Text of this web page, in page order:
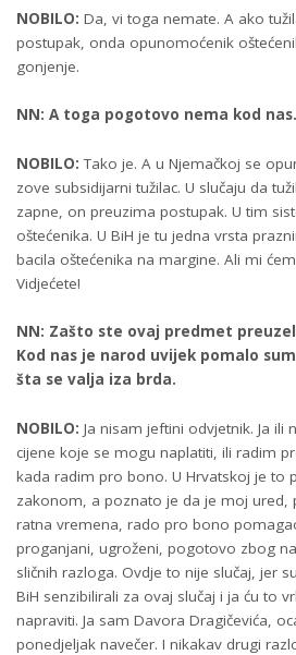
NOBILO: Da, vi toga nemate. A ako
postupak, onda opunomoćenik
gonjenje.
NN: A toga pogotovo nema kod
NOBILO: Tako je. A u Njemačkoj se
zove subsidijarni tužilac. U slučaju da
zapne, on preuzima postupak. U tim
oštećenika. U BiH je tu jedna vrsta
bacila oštećenika na margine. Ali mi
Vidjećete!
NN: Zašto ste ovaj predmet
Kod nas je narod uvijek pomalo
šta se valja iza brda.
NOBILO: Ja nisam jeftini odvjetnik. Ja ili
cijene koje se mogu naplatiti, ili radim
kada radim pro bono. U Hrvatskoj je to
zakonom, a poznato je da je moj ured,
ratna vremena, rado pro bono
proganjani, ugroženi, pogotovo zbog
sličnih razloga. Ovdje to nije slučaj, jer
BiH senzibilirali za ovaj slučaj i ja ću to
napraviti. Ja sam Davora Dragičevića,
ponedjeljak navečer. I nikakav drugi